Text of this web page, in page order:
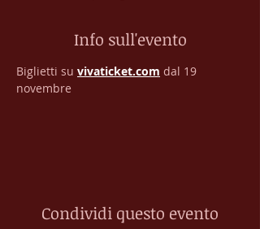
Info sull'evento
Biglietti su vivaticket.com dal 19
novembre
Condividi questo evento